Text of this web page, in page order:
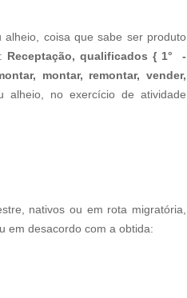
coisa que sabe ser produto
Receptação, qualificados { 1° -
montar, remontar, vender,
alheio, no exercício de atividade
nativos ou em rota migratória,
em desacordo com a obtida: